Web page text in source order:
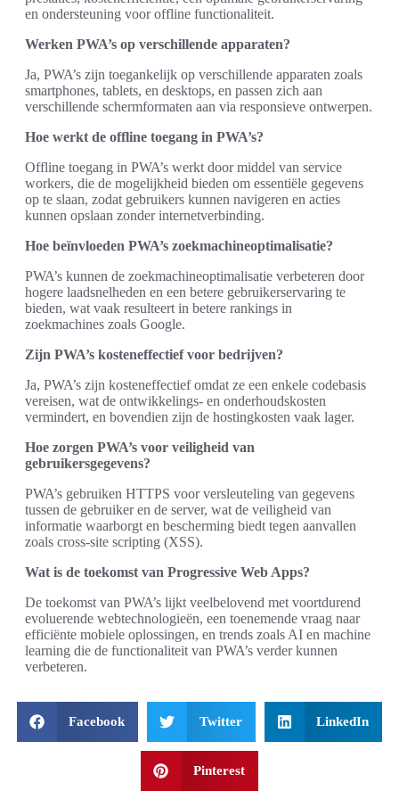
en ondersteuning voor offline functionaliteit.
Werken PWA’s op verschillende apparaten?
Ja, PWA’s zijn toegankelijk op verschillende apparaten zoals
smartphones, tablets, en desktops, en passen zich aan
verschillende schermformaten aan via responsieve ontwerpen.
Hoe werkt de offline toegang in PWA’s?
Offline toegang in PWA’s werkt door middel van service
workers, die de mogelijkheid bieden om essentiële gegevens
op te slaan, zodat gebruikers kunnen navigeren en acties
kunnen opslaan zonder internetverbinding.
Hoe beïnvloeden PWA’s zoekmachineoptimalisatie?
PWA’s kunnen de zoekmachineoptimalisatie verbeteren door
hogere laadsnelheden en een betere gebruikerservaring te
bieden, wat vaak resulteert in betere rankings in
zoekmachines zoals Google.
Zijn PWA’s kosteneffectief voor bedrijven?
Ja, PWA’s zijn kosteneffectief omdat ze een enkele codebasis
vereisen, wat de ontwikkelings- en onderhoudskosten
vermindert, en bovendien zijn de hostingkosten vaak lager.
Hoe zorgen PWA’s voor veiligheid van
gebruikersgegevens?
PWA’s gebruiken HTTPS voor versleuteling van gegevens
tussen de gebruiker en de server, wat de veiligheid van
informatie waarborgt en bescherming biedt tegen aanvallen
zoals cross-site scripting (XSS).
Wat is de toekomst van Progressive Web Apps?
De toekomst van PWA’s lijkt veelbelovend met voortdurend
evoluerende webtechnologieën, een toenemende vraag naar
efficiënte mobiele oplossingen, en trends zoals AI en machine
learning die de functionaliteit van PWA’s verder kunnen
verbeteren.
Facebook Twitter LinkedIn
Pinterest